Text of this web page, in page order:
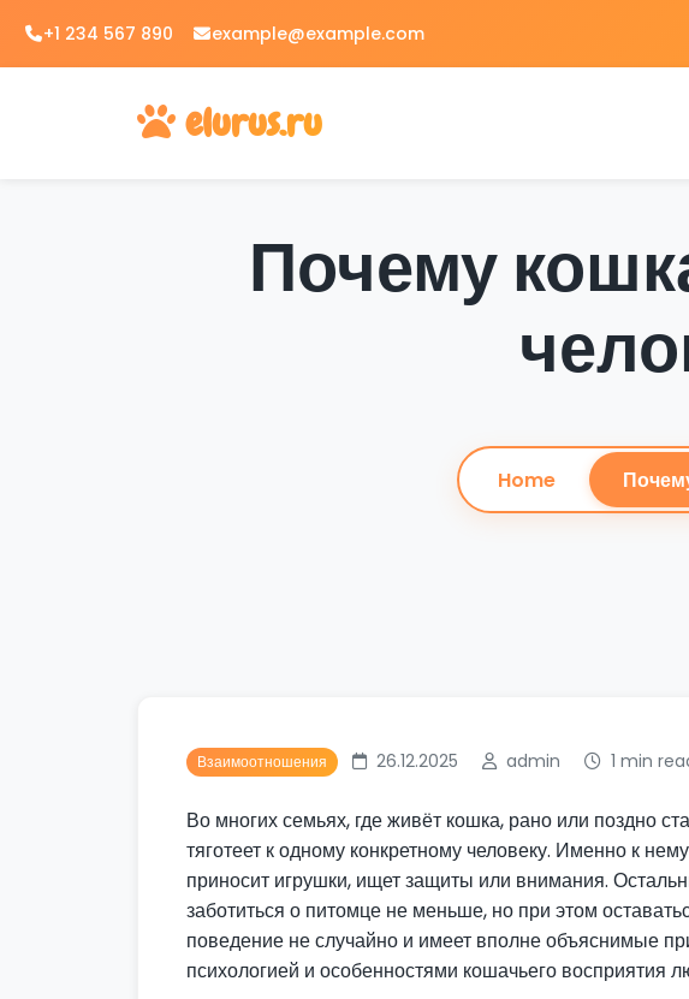
content
+1 234 567 890 example@example.com
elurus.ru
Почему
Home
Взаимоотношения 26.12.2025 admin 1 min
Во многих семьях, где живёт кошка, рано или поздно
тяготеет к одному конкретному человеку. Именно к
приносит игрушки, ищет защиты или внимания.
заботиться о питомце не меньше, но при этом
поведение не случайно и имеет вполне объяснимые
психологией и особенностями кошачьего восприятия